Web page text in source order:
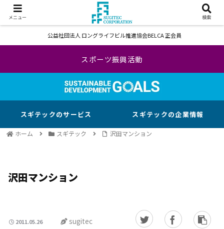
公益社団法人 ロングライフビル推進協会BELCA 正会員
スポーツ振興活動
スギテックのサービス スギテックの企業情報
ホーム スギテック 沢田マンション
沢田マンション
2011.05.26 sugitec
メニュー 検索